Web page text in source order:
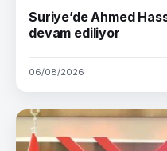
Suriye’de Ahmed
devam ediliyor
06/08/2026